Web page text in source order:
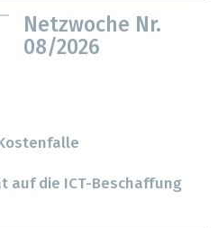
Netzwoche Nr.
08/2026
auf die ICT-Beschaffung